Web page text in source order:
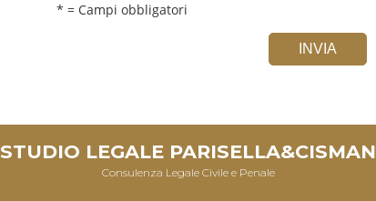
* = Campi obbligatori
INVIA
STUDIO LEGALE PARISELLA&CISMAN
Consulenza Legale Civile e Penale